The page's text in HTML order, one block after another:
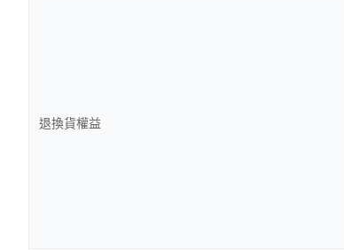
退換貨權益